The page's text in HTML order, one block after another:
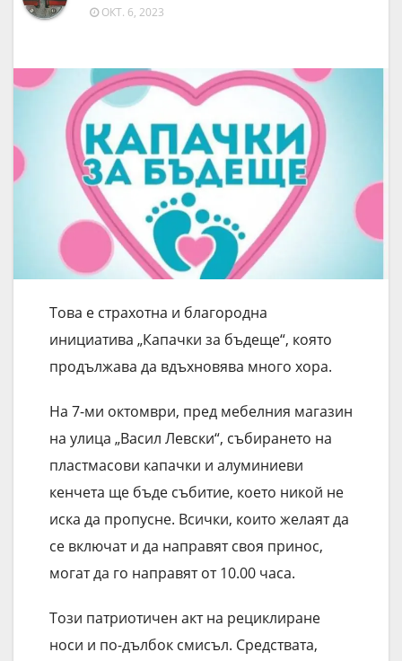
ОКТ. 6, 2023
Това е страхотна и благородна
инициатива „Капачки за бъдеще“, която
продължава да вдъхновява много хора.
На 7-ми октомври, пред мебелния магазин
на улица „Васил Левски“, събирането на
пластмасови капачки и алуминиеви
кенчета ще бъде събитие, което никой не
иска да пропусне. Всички, които желаят да
се включат и да направят своя принос,
могат да го направят от 10.00 часа.
Този патриотичен акт на рециклиране
носи и по-дълбок смисъл. Средствата,